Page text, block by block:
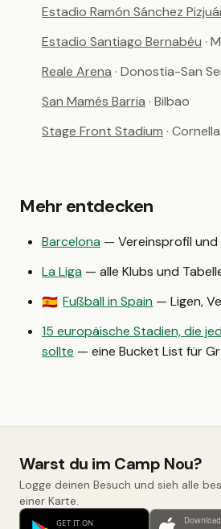
Estadio Ramón Sánchez
Estadio Santiago Bernabéu ·
Reale Arena · Donostia-San
San Mamés Barria · Bilbao
Stage Front Stadium ·
Mehr entdecken
Barcelona — Vereinsprofil und
La Liga — alle Klubs und
🇪🇸 Fußball in Spain — Ligen,
15 europäische Stadien, die
sollte — eine Bucket List für
Warst du im Camp Nou?
Logge deinen Besuch und sieh alle
einer Karte.